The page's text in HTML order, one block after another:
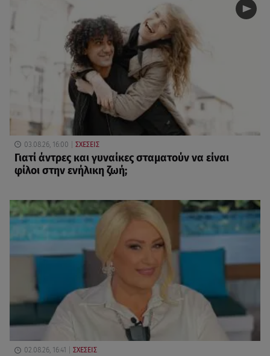
03.08.26, 16:00 ΣΧΕΣΕΙΣ
Γιατί άντρες και γυναίκες σταματούν να είναι
φίλοι στην ενήλικη ζωή;
02.08.26, 16:41 ΣΧΕΣΕΙΣ